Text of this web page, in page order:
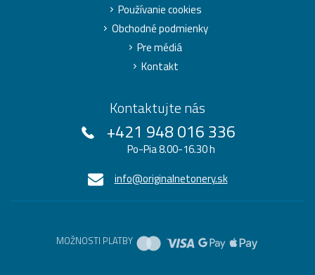
Používanie cookies
Obchodné podmienky
Pre médiá
Kontakt
Kontaktujte nás
+421 948 016 336
Po-Pia 8.00-16.30 h
info@originalnetonery.sk
MOŽNOSTI PLATBY